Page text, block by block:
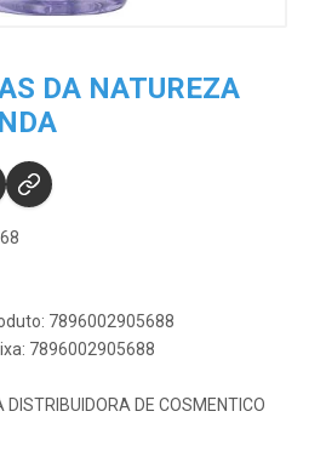
DA NATUREZA
7896002905688
7896002905688
DE COSMENTICO